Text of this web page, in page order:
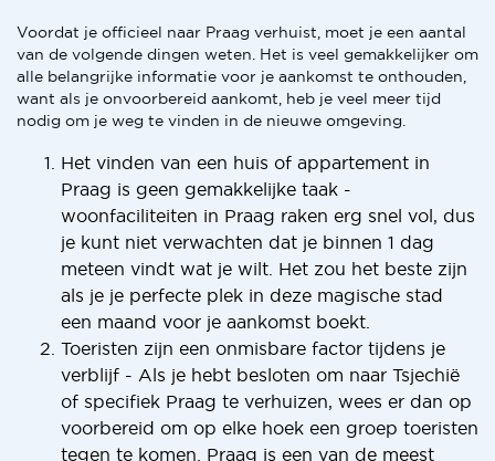
Voordat je officieel naar Praag verhuist, moet je een aantal
van de volgende dingen weten. Het is veel gemakkelijker om
alle belangrijke informatie voor je aankomst te onthouden,
want als je onvoorbereid aankomt, heb je veel meer tijd
nodig om je weg te vinden in de nieuwe omgeving.
Het vinden van een huis of appartement in
Praag is geen gemakkelijke taak -
woonfaciliteiten in Praag raken erg snel vol, dus
je kunt niet verwachten dat je binnen 1 dag
meteen vindt wat je wilt. Het zou het beste zijn
als je je perfecte plek in deze magische stad
een maand voor je aankomst boekt.
Toeristen zijn een onmisbare factor tijdens je
verblijf - Als je hebt besloten om naar Tsjechië
of specifiek Praag te verhuizen, wees er dan op
voorbereid om op elke hoek een groep toeristen
tegen te komen. Praag is een van de meest